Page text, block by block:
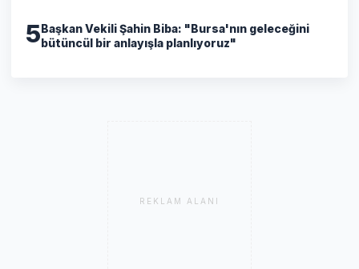
5Başkan Vekili Şahin Biba: "Bursa'nın geleceğini
bütüncül bir anlayışla planlıyoruz"
REKLAM ALANI